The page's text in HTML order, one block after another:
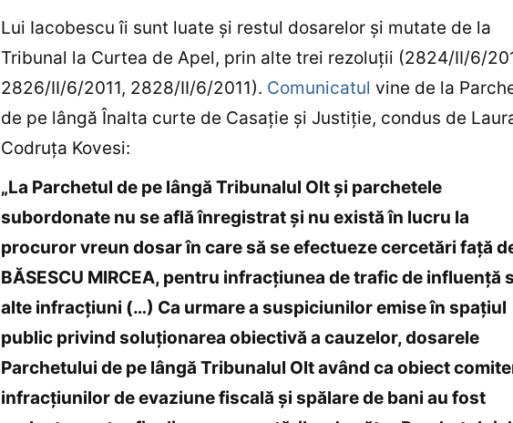
Lui Iacobescu îi sunt luate şi restul dosarelor şi mutate de la
Tribunal la Curtea de Apel, prin alte trei rezoluţii (2824/II/6/
2826/II/6/2011, 2828/II/6/2011). Comunicatul vine de la
de pe lângă Înalta curte de Casaţie şi Justiţie, condus de
Codruţa Kovesi:
„La Parchetul de pe lângă Tribunalul Olt şi parchetele
subordonate nu se află înregistrat şi nu există în lucru la
procuror vreun dosar în care să se efectueze cercetări faţă
BĂSESCU MIRCEA, pentru infracţiunea de trafic de influenţă
alte infracţiuni (…) Ca urmare a suspiciunilor emise în spaţiul
public privind soluţionarea obiectivă a cauzelor, dosarele
Parchetului de pe lângă Tribunalul Olt având ca obiect
infracţiunilor de evaziune fiscală şi spălare de bani au fost